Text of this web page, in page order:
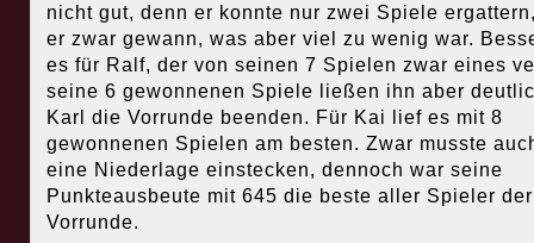
nicht gut, denn er konnte nur zwei Spiele
er zwar gewann, was aber viel zu wenig war.
es für Ralf, der von seinen 7 Spielen zwar eines
seine 6 gewonnenen Spiele ließen ihn aber
Karl die Vorrunde beenden. Für Kai lief es mit 8
gewonnenen Spielen am besten. Zwar musste
eine Niederlage einstecken, dennoch war seine
Punkteausbeute mit 645 die beste aller Spieler der
Vorrunde.